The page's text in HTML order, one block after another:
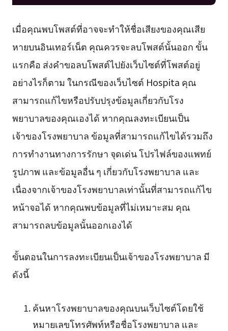
เมื่อคุณพบโพสต์ที่อาจจะทำให้ชื่อเสียงของคุณเสีย
หายบนอินเทอร์เน็ต คุณควรจะลบโพสต์นั้นออก ขั้น
แรกคือ ส่งคำขอลบโพสต์ไปยังเว็บไซต์ที่โพสต์อยู่
อย่างไรก็ตาม ในกรณีของเว็บไซต์ Hospita คุณ
สามารถแก้ไขหรือปรับปรุงข้อมูลเกี่ยวกับโรง
พยาบาลของคุณเองได้ หากคุณลงทะเบียนเป็น
เจ้าของโรงพยาบาล ข้อมูลที่สามารถแก้ไขได้รวมถึง
การทำงานทางการรักษา จุดเด่น โปรไฟล์ของแพทย์
รูปภาพ และข้อมูลอื่น ๆ เกี่ยวกับโรงพยาบาล และ
เนื่องจากเจ้าของโรงพยาบาลเท่านั้นที่สามารถแก้ไข
หน้าจอได้ หากคุณพบข้อมูลที่ไม่เหมาะสม คุณ
สามารถลบข้อมูลนั้นออกเองได้
ขั้นตอนในการลงทะเบียนเป็นเจ้าของโรงพยาบาล มี
ดังนี้
ค้นหาโรงพยาบาลของคุณบนเว็บไซต์โดยใช้
หมายเลขโทรศัพท์หรือชื่อโรงพยาบาล และ